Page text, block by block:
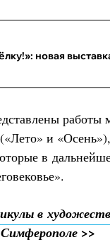
новая
работы
и
в
в
>>